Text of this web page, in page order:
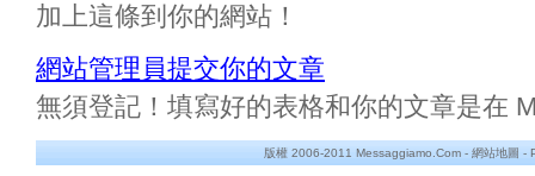
加上這條到你的網站！
網站管理員提交你的文章
無須登記！填寫好的表格和你的文章是在
版權 2006-2011 Messaggiamo.Com - 網站地圖 -